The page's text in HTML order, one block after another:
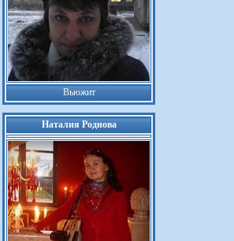
Вьюжит
Наталия Роднова